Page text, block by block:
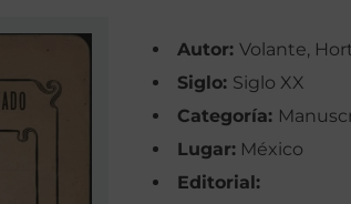
Autor: Volante,
Siglo: Siglo XX
Categoría:
Lugar: México
Editorial: